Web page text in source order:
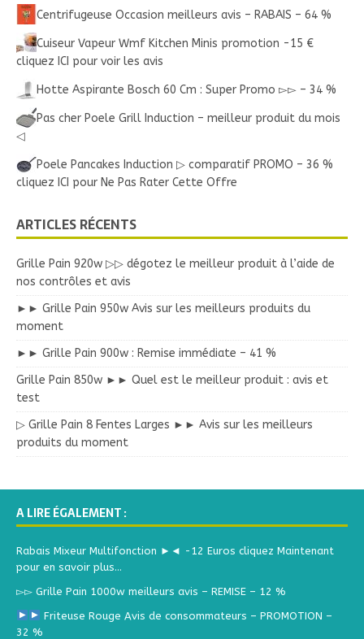
Centrifugeuse Occasion meilleurs avis – RABAIS – 64 %
Cuiseur Vapeur Wmf Kitchen Minis promotion -15 €
cliquez ICI pour voir les avis
Hotte Aspirante Bosch 60 Cm : Super Promo ▻▻ – 34 %
Pas cher Poele Grill Induction – meilleur produit du mois
◁
Poele Pancakes Induction ▷ comparatif PROMO – 36 %
cliquez ICI pour Ne Pas Rater Cette Offre
ARTICLES RÉCENTS
Grille Pain 920w ▷▷ dégotez le meilleur produit à l’aide de
nos contrôles et avis
►► Grille Pain 950w Avis sur les meilleurs produits du
moment
►► Grille Pain 900w : Remise immédiate – 41 %
Grille Pain 850w ►► Quel est le meilleur produit : avis et
test
▷ Grille Pain 8 Fentes Larges ►► Avis sur les meilleurs
produits du moment
A LIRE ÉGALEMENT :
Rabais Mixeur Multifonction ►◄ -12 Euros cliquez Maintenant
pour en savoir plus…
▻▻ Grille Pain 1000w meilleurs avis – REMISE – 12 %
Friteuse Rouge Avis de consommateurs – PROMOTION –
32 %